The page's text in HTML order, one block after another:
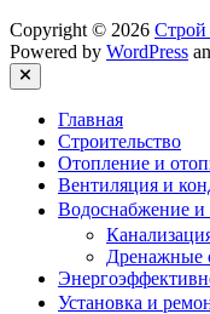
Copyright © 2026 Строй
Powered by WordPress
Close
Главная
Строительство
Отопление и
Вентиляция и
Водоснабжение и
Дренажные
Установка и